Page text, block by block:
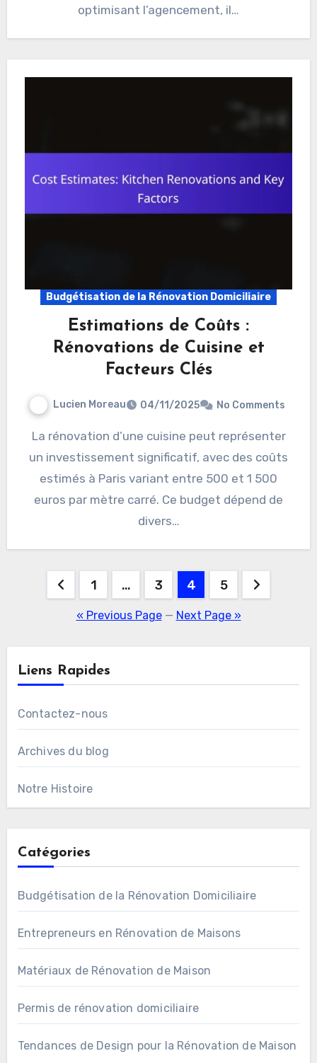
optimisant l’agencement, il…
Budgétisation de la Rénovation Domiciliaire
Estimations de Coûts :
Rénovations de Cuisine et
Facteurs Clés
Lucien Moreau 04/11/2025 No Comments
La rénovation d’une cuisine peut représenter
un investissement significatif, avec des coûts
estimés à Paris variant entre 500 et 1 500
euros par mètre carré. Ce budget dépend de
divers…
Posts
pagination
1 … 3 4 5
« Previous Page— Next Page »
Liens Rapides
Contactez-nous
Archives du blog
Notre Histoire
Catégories
Budgétisation de la Rénovation Domiciliaire
Entrepreneurs en Rénovation de Maisons
Matériaux de Rénovation de Maison
Permis de rénovation domiciliaire
Tendances de Design pour la Rénovation de Maison